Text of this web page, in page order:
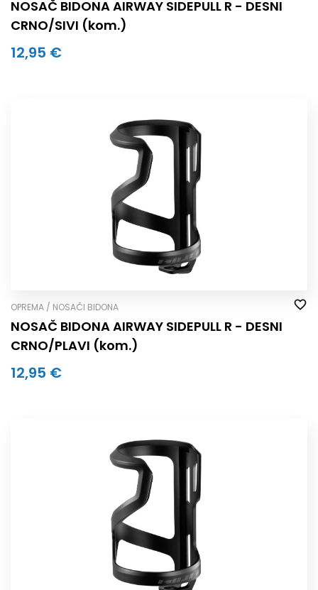
NOSAČ BIDONA AIRWAY SIDEPULL R - DESNI
CRNO/SIVI (kom.)
12,95 €
OPREMA / NOSAČI BIDONA
NOSAČ BIDONA AIRWAY SIDEPULL R - DESNI
CRNO/PLAVI (kom.)
12,95 €